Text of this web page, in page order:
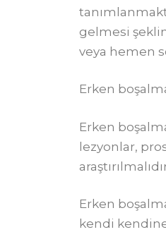
gelmesi
veya hemen
Erken
Erken
lezyonlar,
Erken
kendi